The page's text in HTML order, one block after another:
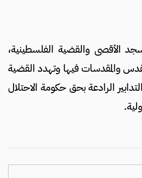
الأقصى والقضية الفلسطينية،
والمقدسات فيها وتهدد القضية
الرادعة بحق حكومة الاحتلال